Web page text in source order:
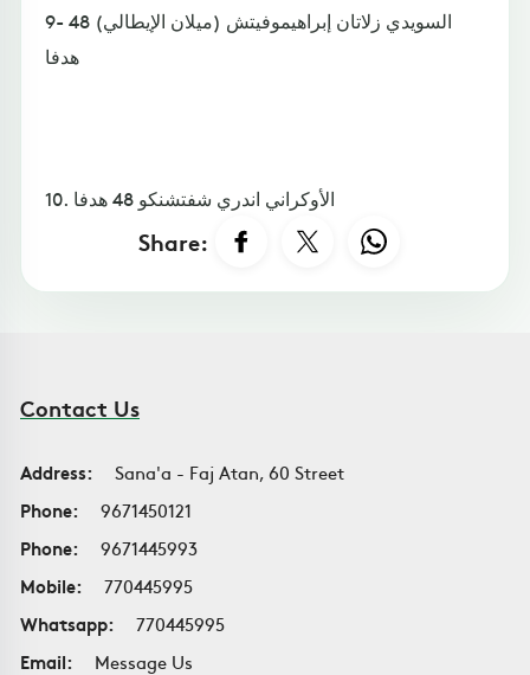
9- السويدي زلاتان إبراهيموفيتش (ميلان الإيطالي) 48
هدفا
10. الأوكراني اندري شفتشنكو 48 هدفا
Share:
Contact Us
Address:
Sana'a - Faj Atan, 60 Street
Phone:
9671450121
Phone:
9671445993
Mobile:
770445995
Whatsapp:
770445995
Email:
Message Us